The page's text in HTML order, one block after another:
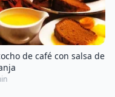
de café con salsa de